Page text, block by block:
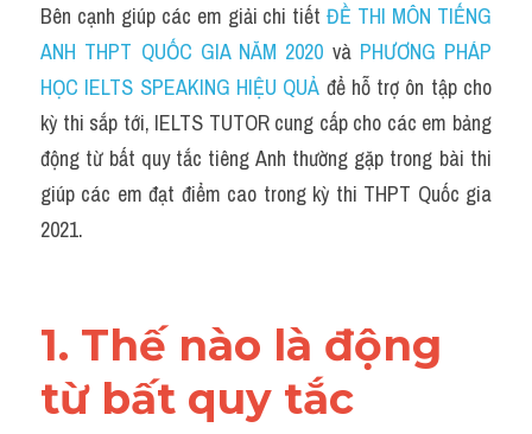
Idiom
Grammar
Collocation
Word form
Đề thi thật Task 2
Speaking
Bên cạnh giúp các em giải chi tiết ĐỀ THI MÔN TIẾNG
ANH THPT QUỐC GIA NĂM 2020 và PHƯƠNG PHÁP
HỌC IELTS SPEAKING HIỆU QUẢ để hỗ trợ ôn tập cho
kỳ thi sắp tới, IELTS TUTOR cung cấp cho các em bảng
động từ bất quy tắc tiêng Anh thường gặp trong bài thi
giúp các em đạt điểm cao trong kỳ thi THPT Quốc gia
2021.
1. Thế nào là động
từ bất quy tắc